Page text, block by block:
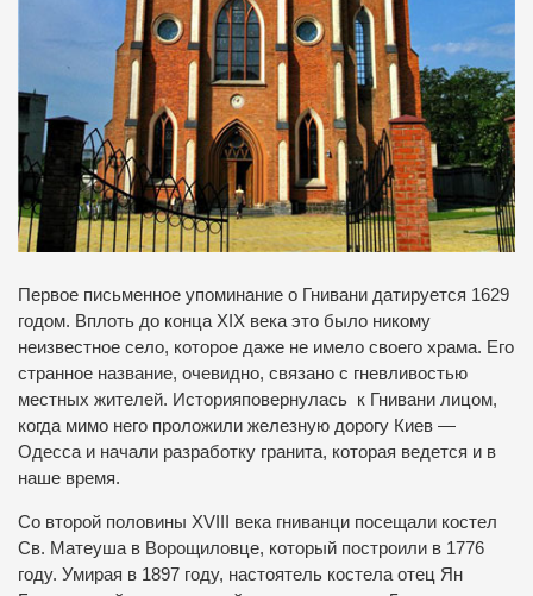
Первое письменное упоминание о Гнивани датируется 1629
годом. Вплоть до конца XIX века это было никому
неизвестное село, которое даже не имело своего храма. Его
странное название, очевидно, связано с гневливостью
местных жителей. Историяповернулась к Гнивани лицом,
когда мимо него проложили железную дорогу Киев —
Одесса и начали разработку гранита, которая ведется и в
наше время.
Со второй половины XVIII века гниванци посещали костел
Св. Матеуша в Ворощиловце, который построили в 1776
году. Умирая в 1897 году, настоятель костела отец Ян